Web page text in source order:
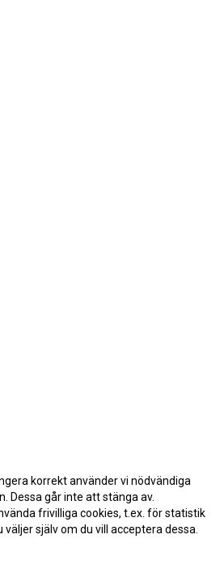
korrekt använder vi nödvändiga
Dessa går inte att stänga av.
frivilliga cookies, t.ex. för statistik
själv om du vill acceptera dessa.